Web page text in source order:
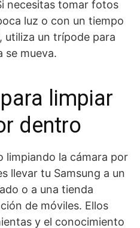
necesitas tomar fotos
luz o con un tiempo
utiliza un trípode para
se mueva.
limpiar
dentro
limpiando la cámara por
llevar tu Samsung a un
o a una tienda
de móviles. Ellos
y el conocimiento